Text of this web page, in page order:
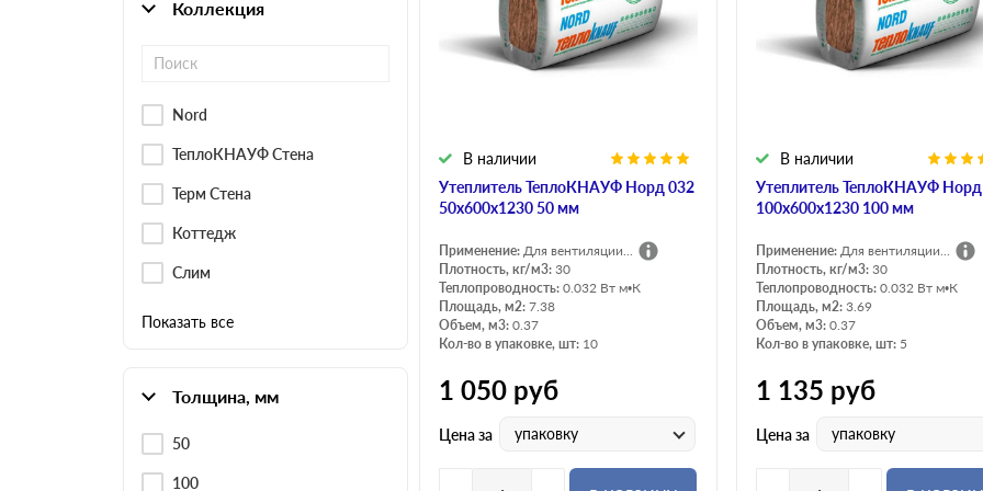
Коллекция
Nord
ТеплоКНАУФ Стена
Терм Стена
Коттедж
Слим
Показать все
Толщина, мм
50
100
Утеплитель ТеплоКНАУФ Норд 032
50х600х1230 50 мм
В наличии
Применение: Для вентиляции...
Плотность, кг/м3: 30
Теплопроводность: 0.032 Вт м•К
Площадь, м2: 7.38
Объем, м3: 0.37
Кол-во в упаковке, шт: 10
1 050 руб
Цена за упаковку
Утеплитель ТеплоКНАУФ
100х600х1230 100 мм
В наличии
Применение: Для вентиляции...
Плотность, кг/м3: 30
Теплопроводность: 0.032 Вт м•К
Площадь, м2: 3.69
Объем, м3: 0.37
Кол-во в упаковке, шт: 5
1 135 руб
Цена за упаковку